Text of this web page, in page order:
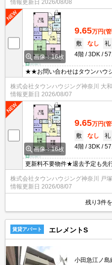
情報更新日 2026/08/08
画像：16枚
9.65万円(
敷
なし 礼
4階
3DK
★★お問い合わせはタウンハウ
株式会社タウンハウジング神奈川 大
情報更新日 2026/08/07
画像：16枚
9.65万円(
敷
なし 礼
4階
3DK
更新料不要物件★退去予定も先
株式会社タウンハウジング神奈川 戸
情報更新日 2026/08/07
残り3件
賃貸アパート エレメントS
小田急江ノ島